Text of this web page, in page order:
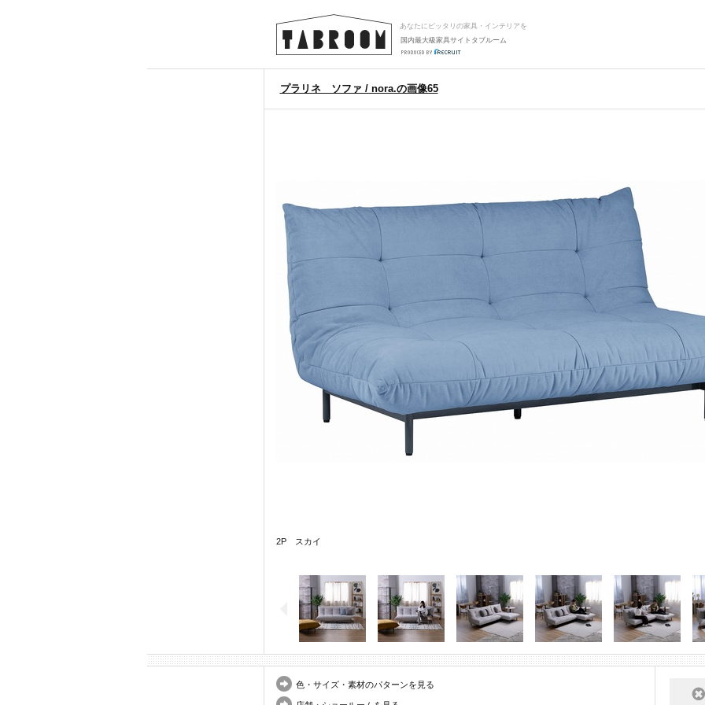
あなたにピッタリの家具・インテリアを
国内最大級家具サイトタブルーム
プラリネ ソファ / nora.の画像65
2P スカイ
色・サイズ・素材のパターンを見る